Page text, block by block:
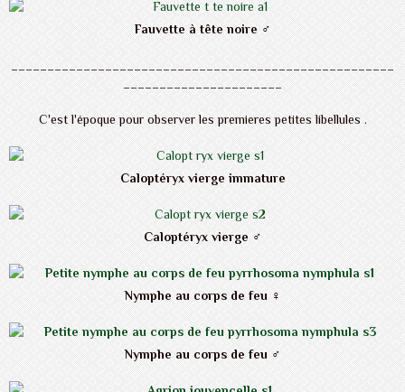
Fauvette à tête noire ♂
_____________________________________________________
______________________
C'est l'époque pour observer les premieres petites libellules .
Caloptéryx vierge immature
Caloptéryx vierge ♂
Nymphe au corps de feu ♀
Nymphe au corps de feu ♂